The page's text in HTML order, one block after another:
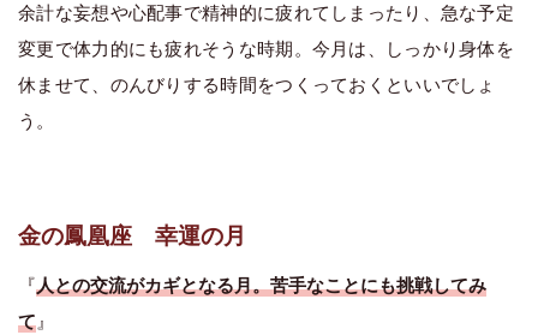
余計な妄想や心配事で精神的に疲れてしまったり、急な予定
変更で体力的にも疲れそうな時期。今月は、しっかり身体を
休ませて、のんびりする時間をつくっておくといいでしょ
う。
金の鳳凰座 幸運の月
『人との交流がカギとなる月。苦手なことにも挑戦してみ
て』